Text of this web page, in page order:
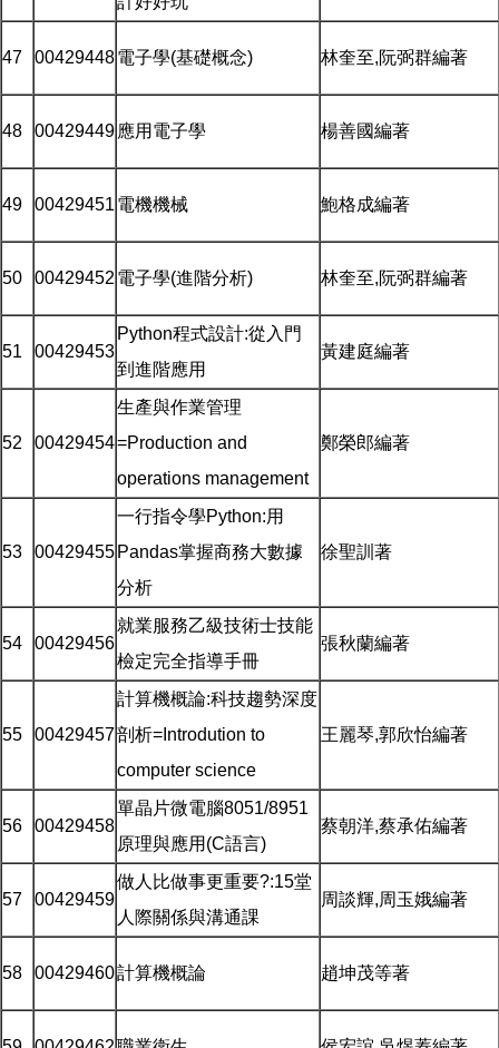
47 00429448電子學(基礎概念) 林奎至,阮弼群編著
48 00429449 應用電子學 楊善國編著
49 00429451 電機機械 鮑格成編著
50 00429452 電子學(進階分析) 林奎至,阮弼群編著
51 00429453
Python程式設計:從入門
到進階應用
黃建庭編著
52 00429454
生產與作業管理
=Production and
operations management
鄭榮郎編著
53 00429455
一行指令學Python:用
Pandas掌握商務大數據
分析
徐聖訓著
54 00429456
就業服務乙級技術士技能
檢定完全指導手冊
張秋蘭編著
55 00429457
計算機概論:科技趨勢深度
剖析=Introdution to
computer science
王麗琴,郭欣怡編著
56 00429458
單晶片微電腦8051/8951
原理與應用(C語言)
蔡朝洋,蔡承佑編著
57 00429459
做人比做事更重要?:15堂
人際關係與溝通課
周談輝,周玉娥編著
58 00429460計算機概論 趙坤茂等著